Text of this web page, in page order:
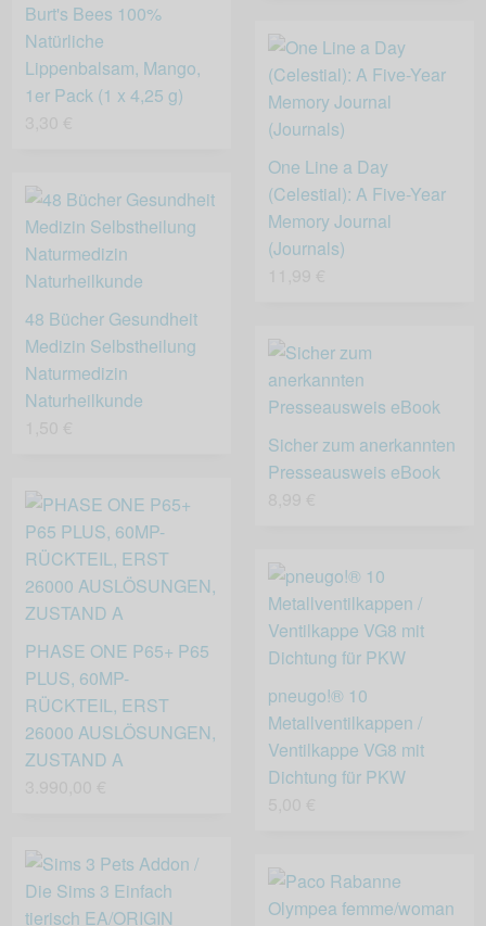
Burt's Bees 100%
Natürliche
Lippenbalsam, Mango,
1er Pack (1 x 4,25 g)
One Line a Day
(Celestial): A Five-Year
Memory Journal
(Journals)
48 Bücher Gesundheit
Medizin Selbstheilung
Naturmedizin
Naturheilkunde
Sicher zum anerkannten
Presseausweis eBook
PHASE ONE P65+ P65
PLUS, 60MP-
RÜCKTEIL, ERST
26000 AUSLÖSUNGEN,
ZUSTAND A
pneugo!® 10
Metallventilkappen /
Ventilkappe VG8 mit
Dichtung für PKW